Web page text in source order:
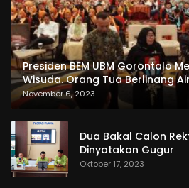
Presiden BEM UBM Gorontalo
Wisuda. Orang Tua Berlinang
dan Pemasangan Salempang
November 6, 2023
Dua Bakal Calon
Dinyatakan Gugur
Oktober 17, 2023